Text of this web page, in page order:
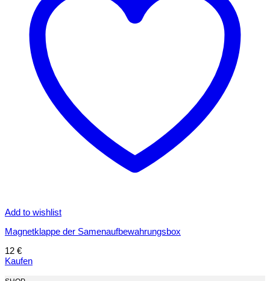
Add to wishlist
Magnetklappe der Samenaufbewahrungsbox
12 €
Kaufen